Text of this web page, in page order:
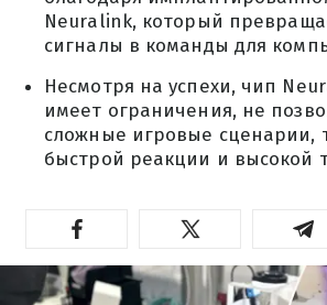
Neuralink, который
сигналы в команды для
Несмотря на успехи, чип
имеет ограничения, не
сложные игровые сценарии,
быстрой реакции и высокой